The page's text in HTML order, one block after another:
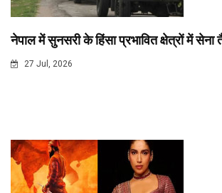
नेपाल में सुनसरी के हिंसा प्रभावित क्षेत्रों में सेना
27 Jul, 2026